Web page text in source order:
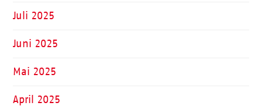
Juli 2025
Juni 2025
Mai 2025
April 2025